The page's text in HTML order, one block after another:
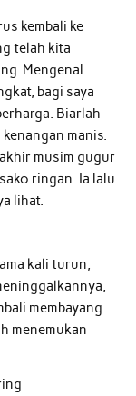
kembali ke
telah kita
Mengenal
bagi saya
Biarlah
manis.
musim gugur
ringan. Ia lalu
lihat.
kali turun,
membayang.
menemukan